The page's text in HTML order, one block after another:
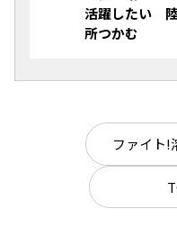
活躍したい
所つかむ
ファイト!